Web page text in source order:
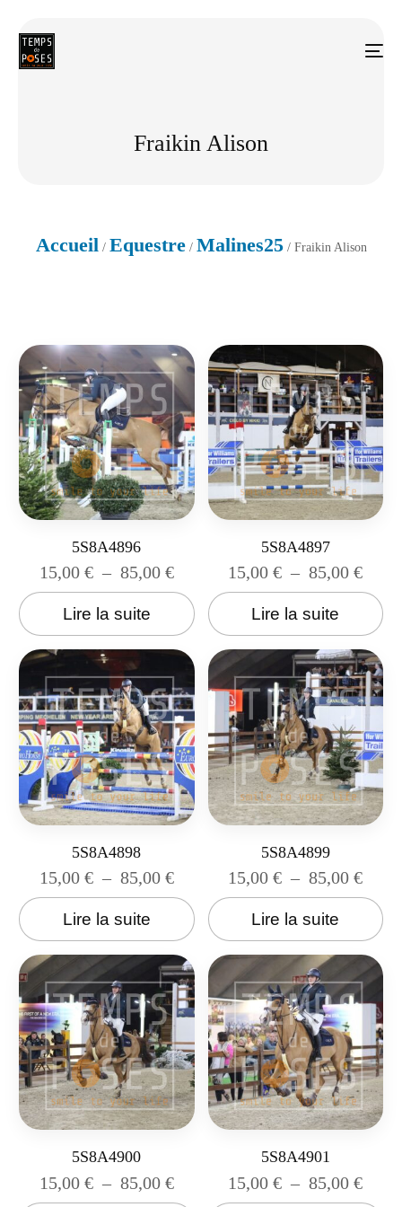
Fraikin Alison
Accueil / Equestre/ Malines25/ Fraikin Alison
5S8A4896
15,00 € – 85,00 €
Lire la suite
5S8A4897
15,00€ – 85,00€
Lire la suite
5S8A4898
15,00 € – 85,00 €
Lire la suite
5S8A4899
15,00€ – 85,00€
Lire la suite
5S8A4900
15,00 € – 85,00 €
5S8A4901
15,00€ – 85,00€